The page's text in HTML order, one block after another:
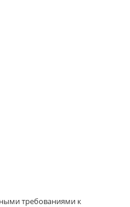
требованиями к